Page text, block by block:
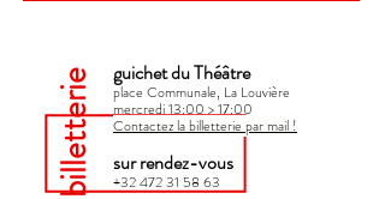
billetterie guichet du Théâtre
place Communale, La Louvière
mercredi 13:00 > 17:00​
Contactez la billetterie par mail !
sur rendez-vous
+32 472 31 58 63